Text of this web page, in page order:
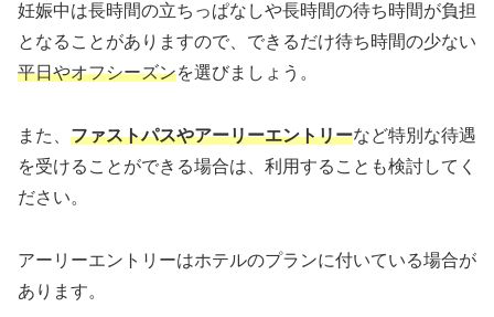
妊娠中は長時間の立ちっぱなしや長時間の待ち時間が負担
となることがありますので、できるだけ待ち時間の少ない
平日やオフシーズンを選びましょう。
また、 ファストパスやアーリーエントリーなど特別な待遇
を受けることができる場合は、利用することも検討してく
ださい。
アーリーエントリーはホテルのプランに付いている場合が
あります。